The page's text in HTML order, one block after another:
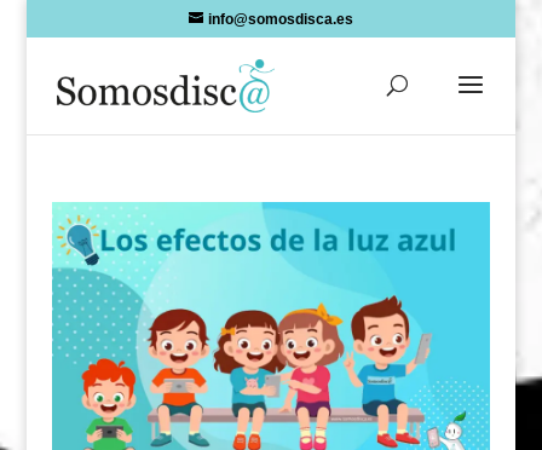
info@somosdisca.es